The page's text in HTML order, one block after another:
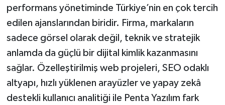
performans yönetiminde Türkiye’nin en çok tercih
edilen ajanslarından biridir. Firma, markaların
sadece görsel olarak değil, teknik ve stratejik
anlamda da güçlü bir dijital kimlik kazanmasını
sağlar. Özelleştirilmiş web projeleri, SEO odaklı
altyapı, hızlı yüklenen arayüzler ve yapay zekâ
destekli kullanıcı analitiği ile Penta Yazılım fark